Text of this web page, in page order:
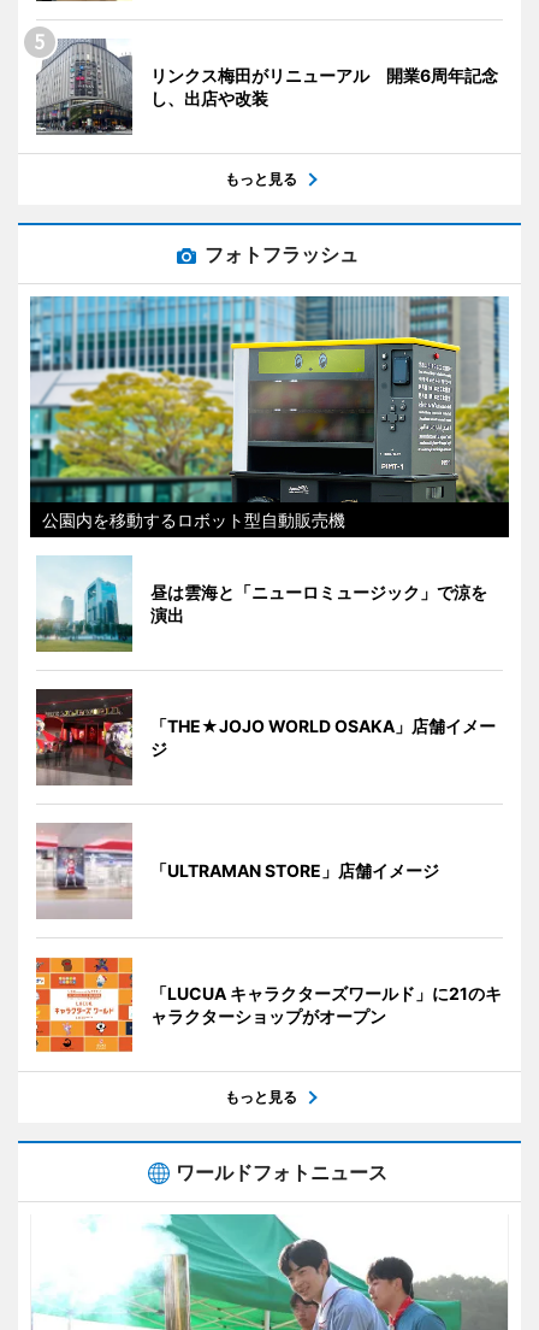
リンクス梅田がリニューアル 開業6周年記念
し、出店や改装
もっと見る
フォトフラッシュ
公園内を移動するロボット型自動販売機
昼は雲海と「ニューロミュージック」で涼を
演出
「THE★JOJO WORLD OSAKA」店舗イメー
ジ
「ULTRAMAN STORE」店舗イメージ
「LUCUA キャラクターズワールド」に21のキ
ャラクターショップがオープン
もっと見る
ワールドフォトニュース